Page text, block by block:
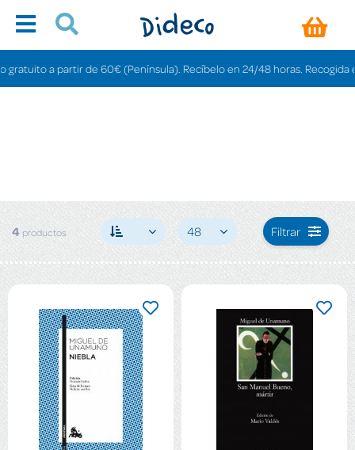
a partir de 60€ (Península). Recíbelo en 24/48 horas. Recogida
4productos 48 Filtrar